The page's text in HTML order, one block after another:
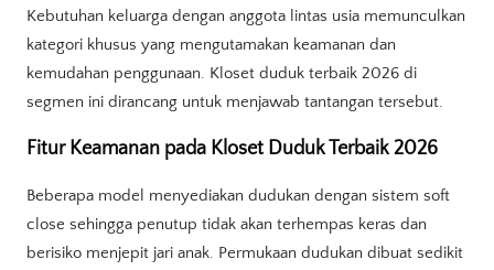
Kebutuhan keluarga dengan anggota lintas usia memunculkan
kategori khusus yang mengutamakan keamanan dan
kemudahan penggunaan. Kloset duduk terbaik 2026 di
segmen ini dirancang untuk menjawab tantangan tersebut.
Fitur Keamanan pada Kloset Duduk Terbaik 2026
Beberapa model menyediakan dudukan dengan sistem soft
close sehingga penutup tidak akan terhempas keras dan
berisiko menjepit jari anak. Permukaan dudukan dibuat sedikit